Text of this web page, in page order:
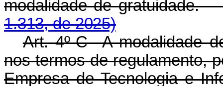
modalidade de gratuidade.
1.313, de 2025)
Art. 4º-C A modalidade
nos termos de regulamento,
Empresa de Tecnologia e